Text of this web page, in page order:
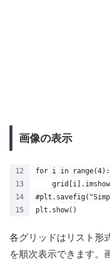
画像の表示
for i in range(4):
plt.show()
各グリッドはリスト形
を順次表示できます。